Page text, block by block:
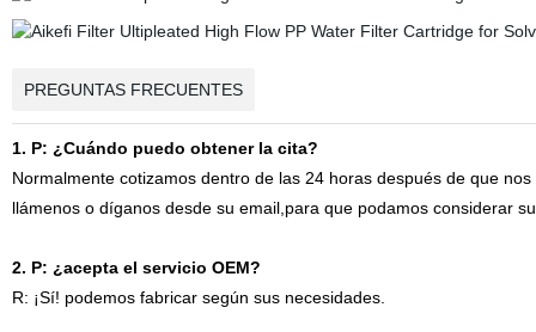
PREGUNTAS FRECUENTES
1. P: ¿Cuándo puedo obtener la cita?
Normalmente cotizamos dentro de las 24 horas después de que
llámenos o díganos desde su email,para que podamos considerar
2. P: ¿acepta el servicio OEM?
R: ¡Sí! podemos fabricar según sus necesidades.